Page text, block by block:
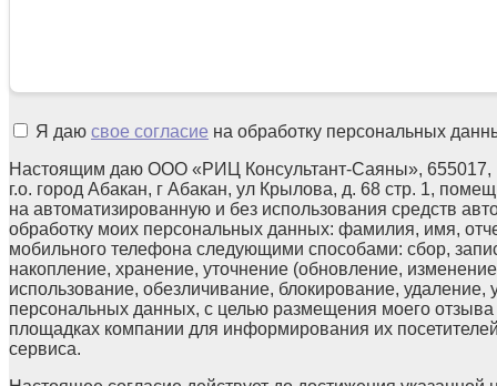
Я даю свое согласие на обработку персональных
Настоящим даю ООО «РИЦ Консультант-Саяны», 655017,
г.о. город Абакан, г Абакан, ул Крылова, д. 68 стр. 1,
на автоматизированную и без использования средств
обработку моих персональных данных: фамилия, имя,
мобильного телефона следующими способами: сбор,
накопление, хранение, уточнение (обновление,
использование, обезличивание, блокирование, удаление,
персональных данных, с целью размещения моего
площадках компании для информирования их
сервиса.